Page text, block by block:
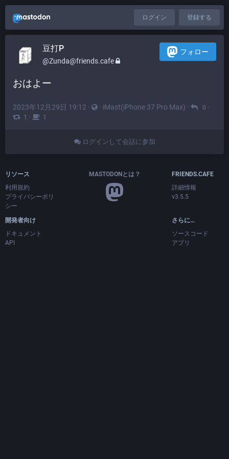
ログイン 登録する
豆打P
@Zunda@friends.cafe
フォロー
おはよー
2023年12月29日 19:12 · · iMast(iPhone 37 Pro Max) · 0 ·
1 · 1
ログインして会話に参加
リソース
利用規約
プライバシーポリ
シー
開発者向け
ドキュメント
API
MASTODONとは？
FRIENDS.CAFE
詳細情報
v3.5.5
さらに…
ソースコード
アプリ